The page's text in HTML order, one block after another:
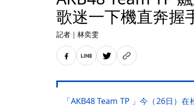
歌迷一下機直奔握
記者 ｜ 林奕雯
「AKB48 Team TP 」今（26日）